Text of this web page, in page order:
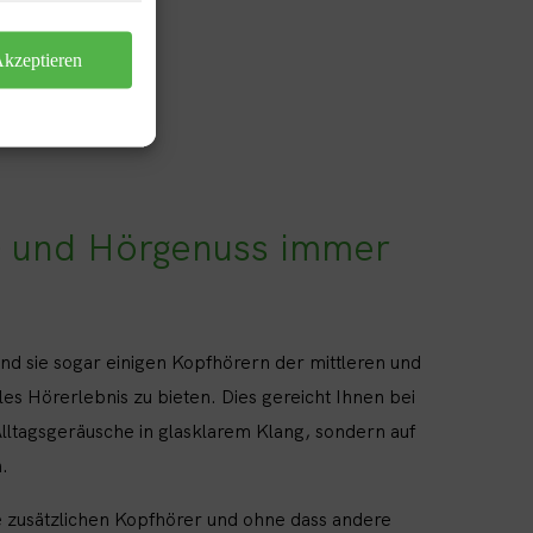
Hörgenuss immer
sie sogar einigen Kopfhörern der mittleren und
Hörerlebnis zu bieten. Dies gereicht Ihnen bei
in glasklarem Klang, sondern auf
Kopfhörer und ohne dass andere